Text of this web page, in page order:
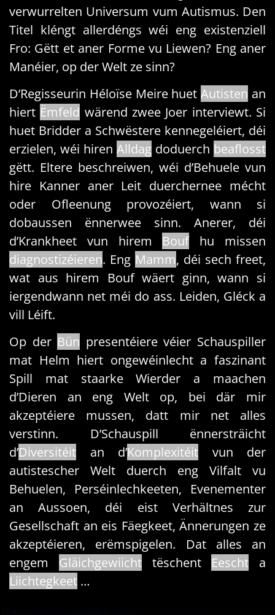
verwurrelten Universum vum Autismus. Den
Titel kléngt allerdéngs wéi eng existenziell
Fro: Gëtt et aner Forme vu Liewen? Eng aner
Manéier, op der Welt ze sinn?
D’Regisseurin Héloïse Meire huetAutisten an
hiert Ëmfeld wärend zwee Joer interviewt. Si
huet Bridder a Schwëstere kennegeléiert, déi
erzielen, wéi hiren Alldag doduerch beaflosst
gëtt. Eltere beschreiwen, wéi d’Behuele vun
hire Kanner aner Leit duerchernee mécht
oder Ofleenung provozéiert, wann si
dobaussen ënnerwee sinn. Anerer, déi
d’Krankheet vun hirem Boufhu missen
diagnostizéieren. Eng Mamm, déi sech freet,
wat aus hirem Bouf wäert ginn, wann si
iergendwann net méi do ass. Leiden, Gléck a
vill Léift.
Op der Bün presentéiere véier Schau­spiller
mat Helm hiert ongewéinlecht a faszinant
Spill mat staarke Wierder a maachen
d’Dieren an eng Welt op, bei där mir
akzeptéiere mussen, datt mir net alles
verstinn. D’Schauspill ënnersträicht
d’Diversitéit an d’Komplexitéit vun der
autistescher Welt duerch eng Vilfalt vu
Behuelen, Perséinlechkeeten, Evenementer
an Aussoen, déi eist Verhältnes zur
Gesellschaft an eis Fäegkeet, Ännerungen ze
akzeptéieren, erëmspigelen. Dat alles an
engem Gläichgewiichttëschent Eescht a
Liichtegkeet …